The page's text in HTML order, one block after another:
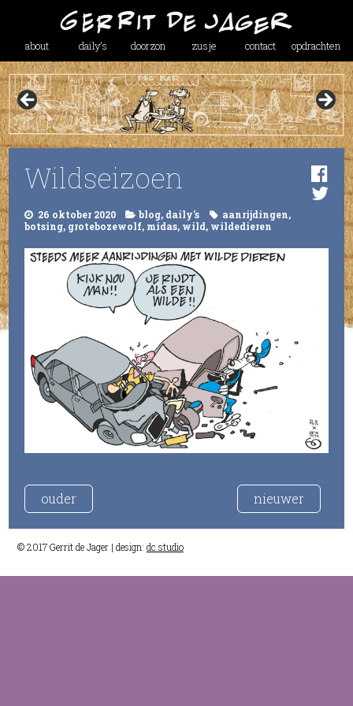
about daily’s doorzon zusje contact opdrachten
Wildseizoen
26 oktober 2020 blog, daily's aanrijdingen,
botsing, grotebozewolf, midas, wild, wildedieren
ouder nieuwer
© 2017 Gerrit de Jager | design: dc studio